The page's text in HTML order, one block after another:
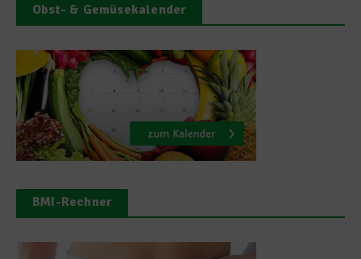
Obst- & Gemüsekalender
BMI-Rechner